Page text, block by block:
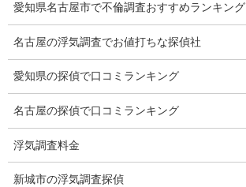
プライバシーポリシー
探偵業法
法令遵守
推奨・提携法律事務所
ブログ
探偵エッセイ
愛知県名古屋市で不倫調査おすすめランキング
名古屋の浮気調査でお値打ちな探偵社
愛知県の探偵で口コミランキング
名古屋の探偵で口コミランキング
浮気調査料金
新城市の浮気調査探偵